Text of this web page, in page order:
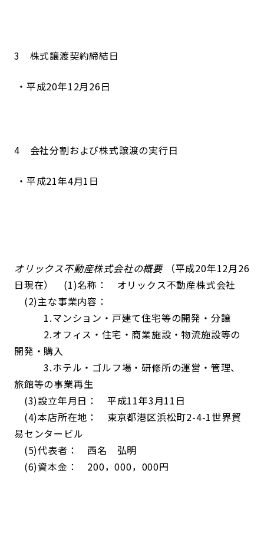
3 株式譲渡契約締結日
平成20年12月26日
4 会社分割および株式譲渡の実行日
平成21年4月1日
オリックス不動産株式会社の概要（平成20年12月26
日現在） (1)名称： オリックス不動産株式会社
(2)主な事業内容：
1.マンション・戸建て住宅等の開発・分譲
2.オフィス・住宅・商業施設・物流施設等の
開発・購入
3.ホテル・ゴルフ場・研修所の運営・管理、
旅館等の事業再生
(3)設立年月日： 平成11年3月11日
(4)本店所在地： 東京都港区浜松町2-4-1世界貿
易センタービル
(5)代表者： 西名 弘明
(6)資本金： 200，000，000円